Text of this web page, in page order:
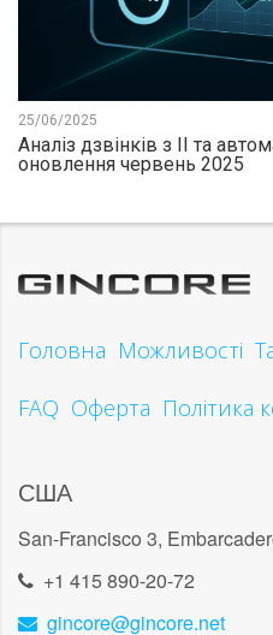
25/06/2025
Аналіз дзвінків з ІІ та
оновлення червень 2025
Головна Можливості
FAQ Оферта Політика
США
San-Francisco 3,
+1 415 890-20-72
gincore@gincore.net